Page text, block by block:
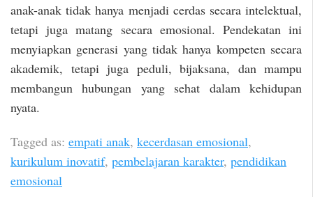
anak-anak tidak hanya menjadi cerdas secara intelektual,
tetapi juga matang secara emosional. Pendekatan ini
menyiapkan generasi yang tidak hanya kompeten secara
akademik, tetapi juga peduli, bijaksana, dan mampu
membangun hubungan yang sehat dalam kehidupan
nyata.
Tagged as: empati anak, kecerdasan emosional,
kurikulum inovatif, pembelajaran karakter, pendidikan
emosional